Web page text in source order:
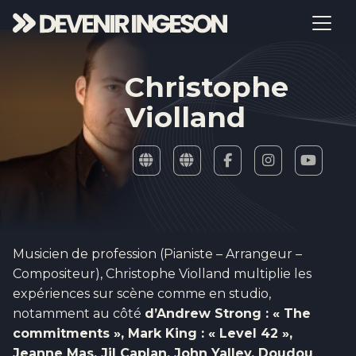
Christophe
Violland
Musicien de profession (Pianiste – Arrangeur –
Compositeur), Christophe Violland multiplie les
expériences sur scène comme en studio,
notamment au côté d’Andrew Strong : « The
commitments », Mark King : « Level 42 »,
Jeanne Mas, Jil Caplan, John Yalley, Doudou